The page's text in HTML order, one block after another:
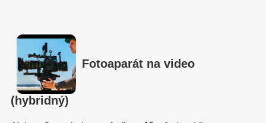
Fotoaparát na video
(hybridný)